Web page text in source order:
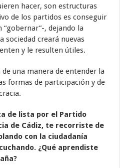
hacer, son estructuras
de los partidos es conseguir
, dejando la
sociedad creará nuevas
y le resulten útiles.
una manera de entender la
formas de participación y de
de lista por el Partido
de Cádiz, te recorriste de
con la ciudadanía
¿Qué aprendiste